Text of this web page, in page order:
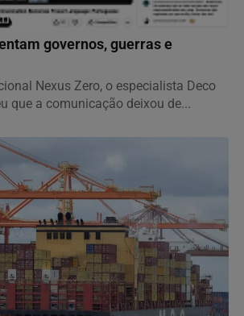
governos, guerras e
Nexus Zero, o especialista Deco
que a comunicação deixou de...